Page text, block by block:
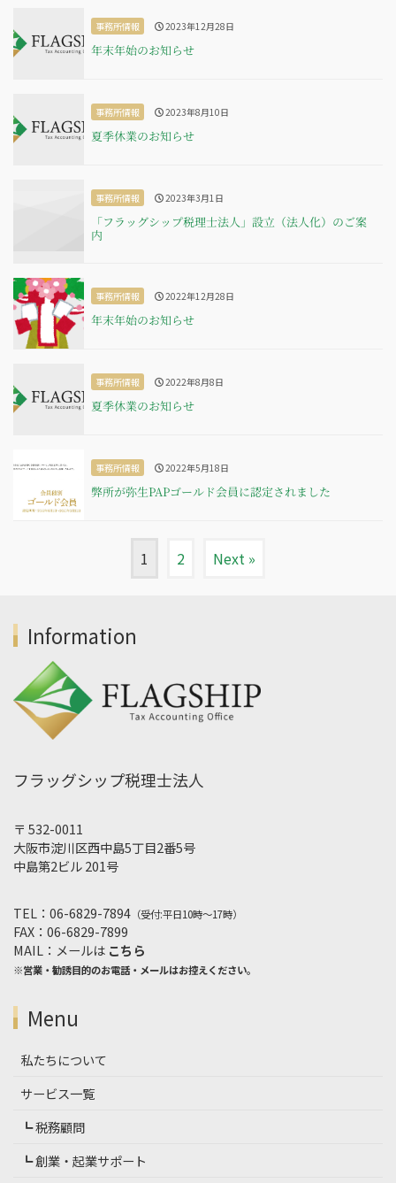
事務所情報 2023年12月28日
年末年始のお知らせ
事務所情報 2023年8月10日
夏季休業のお知らせ
事務所情報 2023年3月1日
「フラッグシップ税理士法人」設立（法人化）のご案
内
事務所情報 2022年12月28日
年末年始のお知らせ
事務所情報 2022年8月8日
夏季休業のお知らせ
事務所情報 2022年5月18日
弊所が弥生PAPゴールド会員に認定されました
1 2 Next »
Information
フラッグシップ税理士法人
〒 532-0011
大阪市淀川区西中島5丁目2番5号
中島第2ビル 201号
TEL：06-6829-7894 （受付:平日10時～17時）
FAX：06-6829-7899
MAIL：メールは こちら
※営業・勧誘目的のお電話・メールはお控えください。
Menu
私たちについて
サービス一覧
┗ 税務顧問
┗ 創業・起業サポート